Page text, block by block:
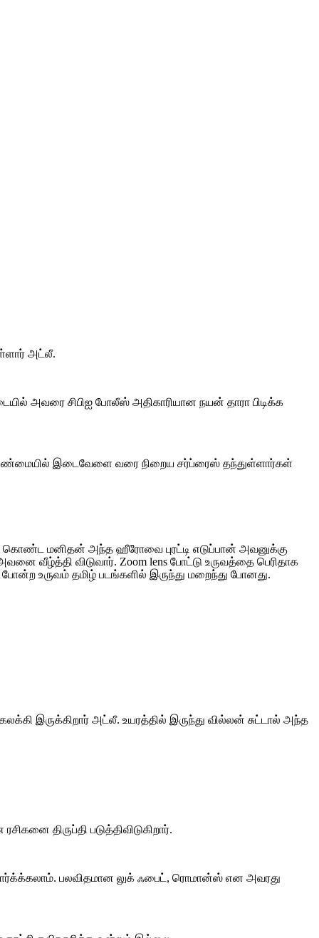
அட்லீ.
அவரை சிபிஐ போலீஸ் அதிகாரியான நயன் தாரா பிடிக்க
உண்மையில் இடைவேளை வரை நிறைய சர்ப்ரைஸ் தந்துள்ளார்கள்
கொண்ட மனிதன் அந்த ஹீரோவை புரட்டி எடுப்பான் அவனுக்கு
வீழ்த்தி விடுவார். Zoom lens போட்டு உருவத்தை பெரிதாக
உருவம் தமிழ் படங்களில் இருந்து மறைந்து போனது.
இருக்கிறார் அட்லீ. உயரத்தில் இருந்து வில்லன் சுட்டால் அந்த
திருப்தி படுத்திவிடுகிறார்.
பலவிதமான லுக் ஃபைட், ரொமான்ஸ் என அவரது